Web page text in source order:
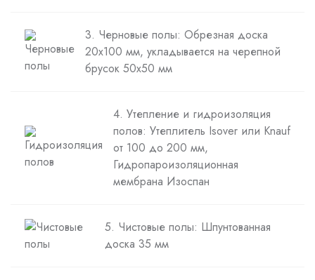
3. Черновые полы: Обрезная доска
20х100 мм, укладывается на черепной
брусок 50х50 мм
4. Утепление и гидроизоляция
полов: Утеплитель Isover или Knauf
от 100 до 200 мм,
Гидропароизоляционная
мембрана Изоспан
5. Чистовые полы: Шпунтованная
доска 35 мм